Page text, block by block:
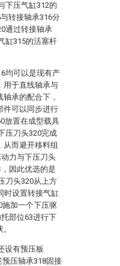
下压气缸312的
转接轴承316分
通过转接轴承
缸315的活塞杆
均可以是现有产
用于直线轴承与
承的配合下，
件可以同步进行
放置在成型载具
压刀头320完成
从而避开移料组
力与下压刀头
因此优选的是
刀头320从上方
时设置转接气缸
施加一个下压驱
部位63进行下
设有预压板
压轴承318固接